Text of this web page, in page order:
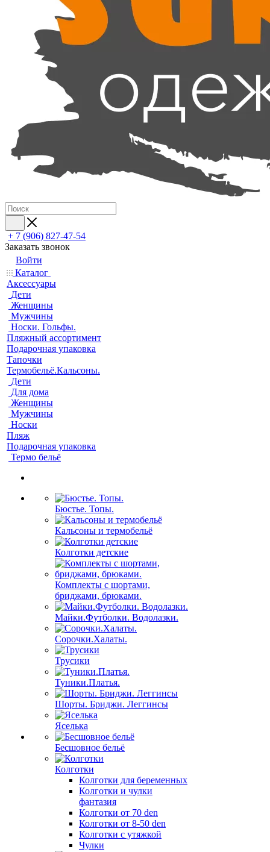
+ 7 (906) 827-47-54
Заказать звонок
Войти
Каталог
Аксессуары
Дети
Женщины
Мужчины
Носки. Гольфы.
Пляжный ассортимент
Подарочная упаковка
Тапочки
Термобельё.Кальсоны.
Дети
Для дома
Женщины
Мужчины
Носки
Пляж
Подарочная упаковка
Термо бельё
Бюстье. Топы.
Кальсоны и термобельё
Колготки детские
Комплекты с шортами,
бриджами, брюками.
Майки.Футболки. Водолазки.
Сорочки.Халаты.
Трусики
Туники.Платья.
Шорты. Бриджи. Леггинсы
Яселька
Бесшовное бельё
Колготки
Колготки для беременных
Колготки и чулки
фантазия
Колготки от 70 den
Колготки от 8-50 den
Колготки с утяжкой
Чулки